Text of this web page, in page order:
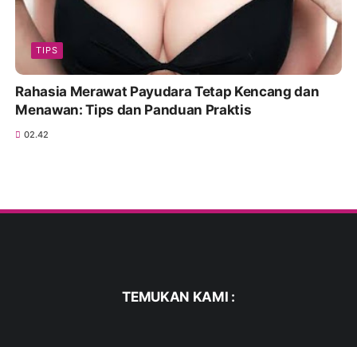
TIPS
Rahasia Merawat Payudara Tetap Kencang dan
Menawan: Tips dan Panduan Praktis
02.42
TEMUKAN KAMI :